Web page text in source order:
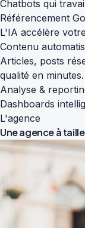
Chatbots qui
Référencement
L'IA accélère
Contenu
Articles, posts
qualité en minutes.
Analyse &
Dashboards
L'agence
Une agence à